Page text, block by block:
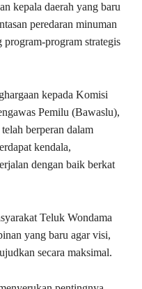
kepala daerah yang baru
peredaran minuman
program-program strategis
kepada Komisi
Pemilu (Bawaslu),
berperan dalam
kendala,
dengan baik berkat
Teluk Wondama
yang baru agar visi,
secara maksimal.